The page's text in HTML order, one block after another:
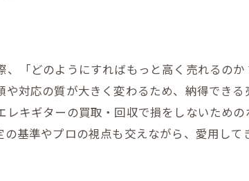
「どのようにすればもっと高く売れるの
対応の質が大きく変わるため、納得でき
キギターの買取・回収で損をしないため
基準やプロの視点も交えながら、愛用し